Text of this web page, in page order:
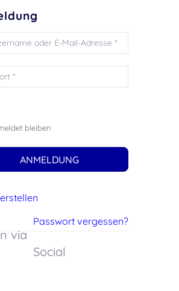
bleiben
ANMELDUNG
Passwort vergessen?
via
Social